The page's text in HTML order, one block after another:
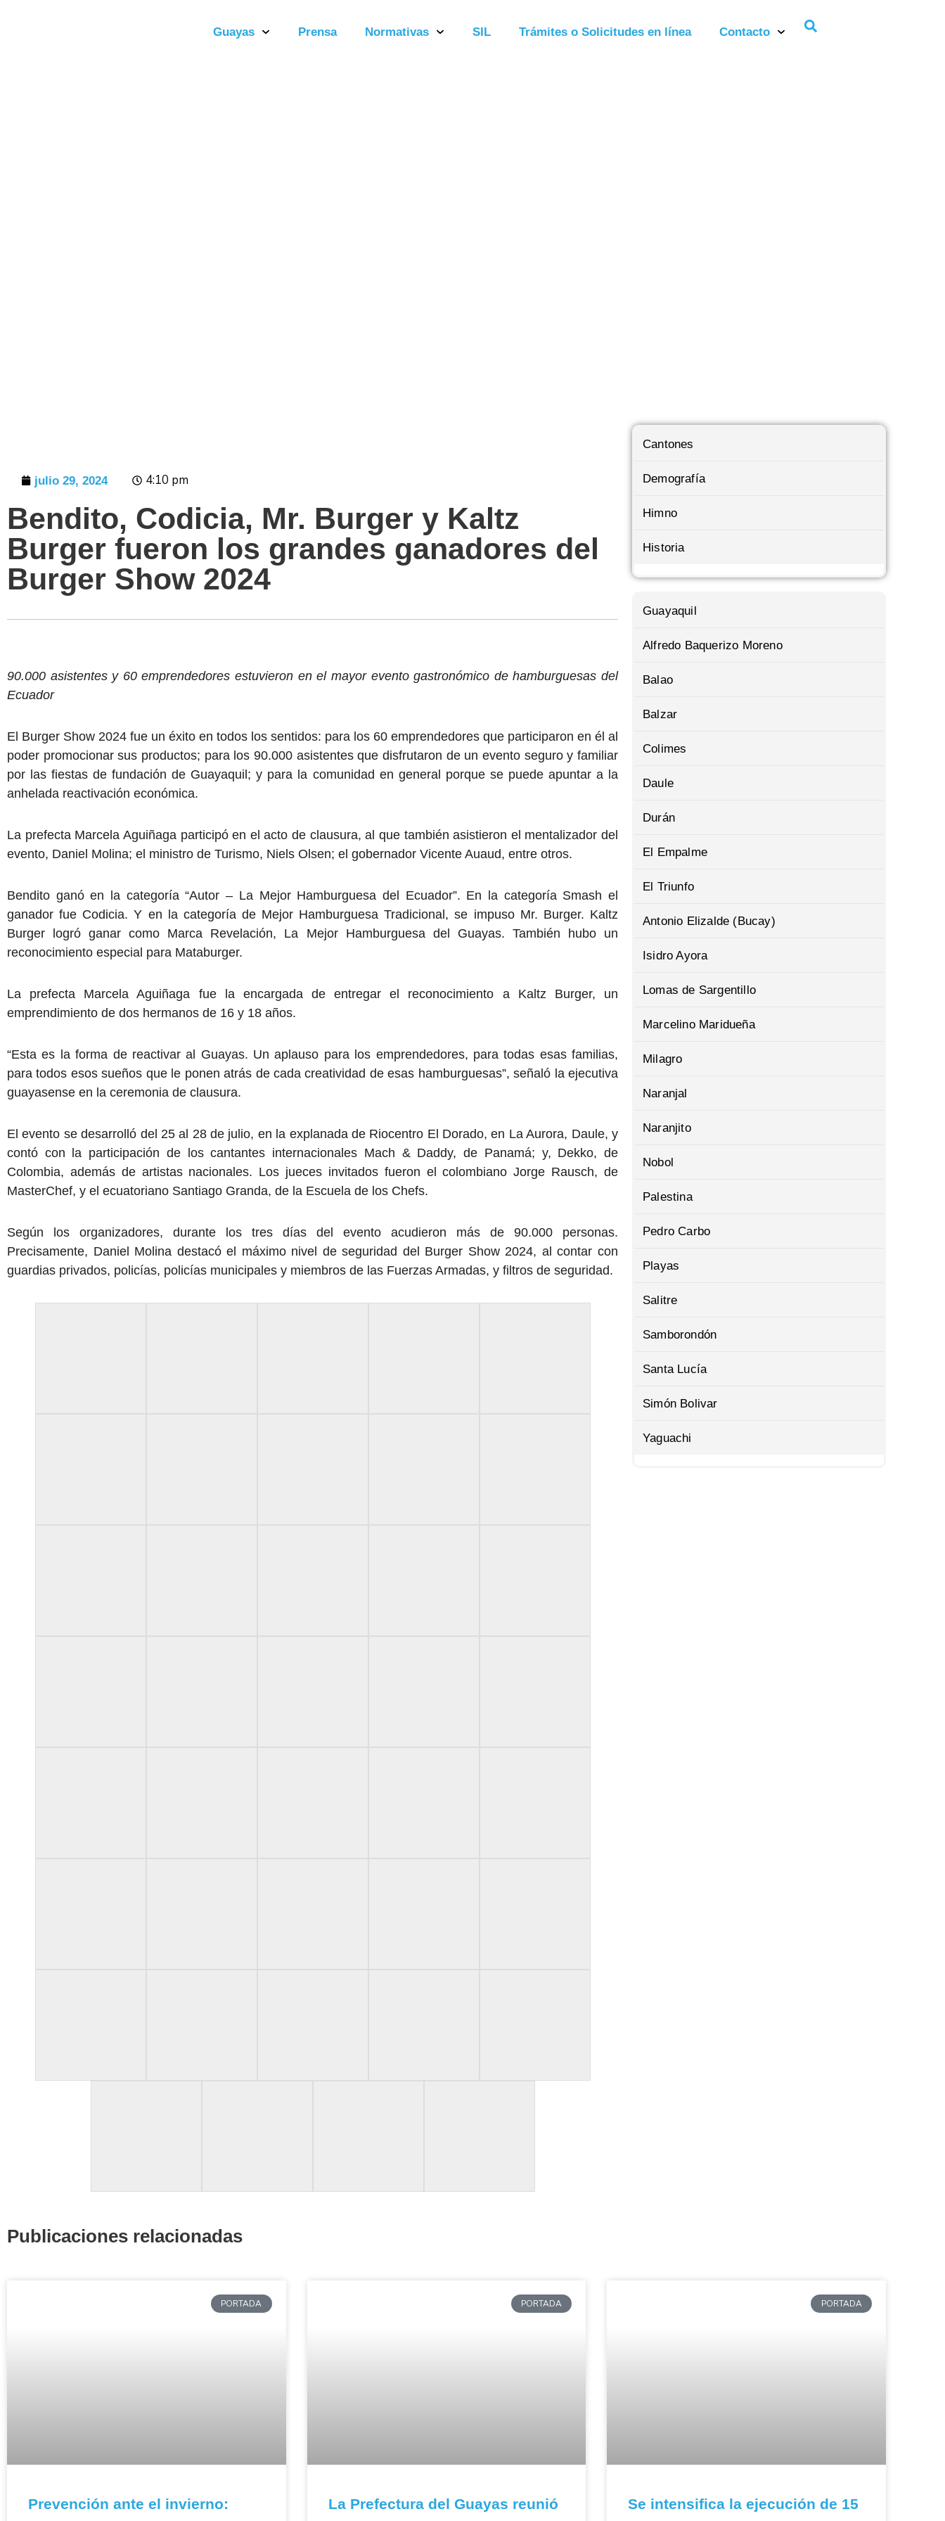
Guayas Prensa Normativas SIL Trámites o Solicitudes en línea Contacto
julio 29, 2024 4:10 pm
Bendito, Codicia, Mr. Burger y Kaltz
Burger fueron los grandes ganadores del
Burger Show 2024
90.000 asistentes y 60 emprendedores estuvieron en el mayor evento gastronómico de hamburguesas del
Ecuador
El Burger Show 2024 fue un éxito en todos los sentidos: para los 60 emprendedores que participaron en él al
poder promocionar sus productos; para los 90.000 asistentes que disfrutaron de un evento seguro y familiar
por las fiestas de fundación de Guayaquil; y para la comunidad en general porque se puede apuntar a la
anhelada reactivación económica.
La prefecta Marcela Aguiñaga participó en el acto de clausura, al que también asistieron el mentalizador del
evento, Daniel Molina; el ministro de Turismo, Niels Olsen; el gobernador Vicente Auaud, entre otros.
Bendito ganó en la categoría “Autor – La Mejor Hamburguesa del Ecuador”. En la categoría Smash el
ganador fue Codicia. Y en la categoría de Mejor Hamburguesa Tradicional, se impuso Mr. Burger. Kaltz
Burger logró ganar como Marca Revelación, La Mejor Hamburguesa del Guayas. También hubo un
reconocimiento especial para Mataburger.
La prefecta Marcela Aguiñaga fue la encargada de entregar el reconocimiento a Kaltz Burger, un
emprendimiento de dos hermanos de 16 y 18 años.
“Esta es la forma de reactivar al Guayas. Un aplauso para los emprendedores, para todas esas familias,
para todos esos sueños que le ponen atrás de cada creatividad de esas hamburguesas”, señaló la ejecutiva
guayasense en la ceremonia de clausura.
El evento se desarrolló del 25 al 28 de julio, en la explanada de Riocentro El Dorado, en La Aurora, Daule, y
contó con la participación de los cantantes internacionales Mach & Daddy, de Panamá; y, Dekko, de
Colombia, además de artistas nacionales. Los jueces invitados fueron el colombiano Jorge Rausch, de
MasterChef, y el ecuatoriano Santiago Granda, de la Escuela de los Chefs.
Según los organizadores, durante los tres días del evento acudieron más de 90.000 personas.
Precisamente, Daniel Molina destacó el máximo nivel de seguridad del Burger Show 2024, al contar con
guardias privados, policías, policías municipales y miembros de las Fuerzas Armadas, y filtros de seguridad.
Cantones
Demografía
Himno
Historia
Guayaquil
Alfredo Baquerizo Moreno
Balao
Balzar
Colimes
Daule
Durán
El Empalme
El Triunfo
Antonio Elizalde (Bucay)
Isidro Ayora
Lomas de Sargentillo
Marcelino Maridueña
Milagro
Naranjal
Naranjito
Nobol
Palestina
Pedro Carbo
Playas
Salitre
Samborondón
Santa Lucía
Simón Bolivar
Yaguachi
Publicaciones relacionadas
PORTADA
Prevención ante el invierno:
PORTADA
La Prefectura del Guayas reunió
PORTADA
Se intensifica la ejecución de 15